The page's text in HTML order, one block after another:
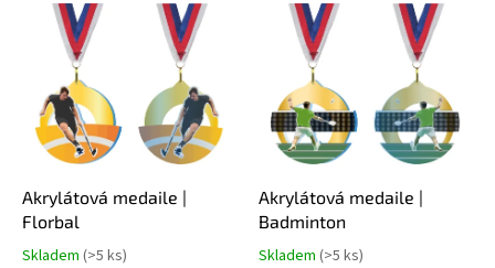
Akrylátová medaile |
Florbal
Skladem (>5 ks)
Akrylátová medaile |
Badminton
Skladem (>5 ks)